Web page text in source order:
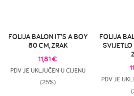
FOLIJA BALON IT’S A BOY
80 CM, ZRAK
11,81€
PDV JE UKLJUČEN U CIJENU
(25%)
FOLIJA
PDV JE